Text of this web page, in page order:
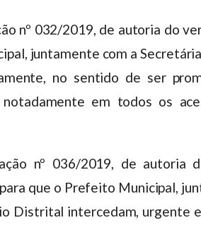
nº 032/2019, de autoria do
juntamente com a
no sentido de ser
em todos os
nº 036/2019, de autoria
que o Prefeito Municipal,
Distrital intercedam, urgente